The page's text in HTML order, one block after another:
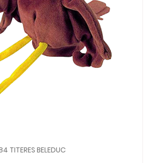
TITERES BELEDUC